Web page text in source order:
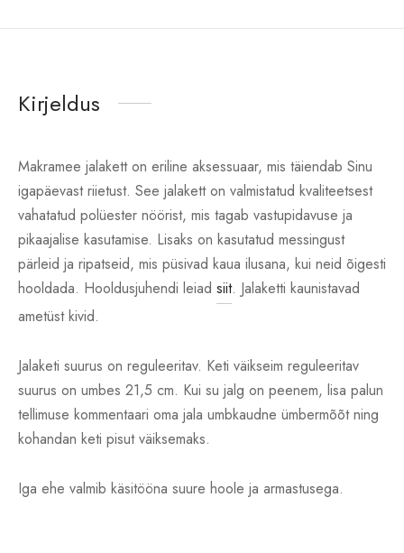
Kirjeldus
Makramee jalakett on eriline aksessuaar, mis täiendab Sinu
igapäevast riietust. See jalakett on valmistatud kvaliteetsest
vahatatud polüester nöörist, mis tagab vastupidavuse ja
pikaajalise kasutamise. Lisaks on kasutatud messingust
pärleid ja ripatseid, mis püsivad kaua ilusana, kui neid õigesti
hooldada. Hooldusjuhendi leiad siit. Jalaketti kaunistavad
ametüst kivid.
Jalaketi suurus on reguleeritav. Keti väikseim reguleeritav
suurus on umbes 21,5 cm. Kui su jalg on peenem, lisa palun
tellimuse kommentaari oma jala umbkaudne ümbermõõt ning
kohandan keti pisut väiksemaks.
Iga ehe valmib käsitööna suure hoole ja armastusega.